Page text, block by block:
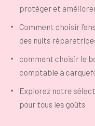
protéger et
Comment choisir
des nuits
comment choisir le
comptable à
Explorez notre
pour tous les goûts